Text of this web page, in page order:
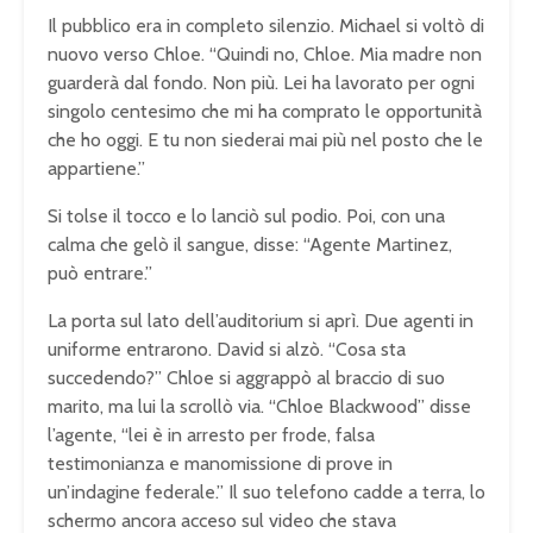
Il pubblico era in completo silenzio. Michael si voltò di
nuovo verso Chloe. “Quindi no, Chloe. Mia madre non
guarderà dal fondo. Non più. Lei ha lavorato per ogni
singolo centesimo che mi ha comprato le opportunità
che ho oggi. E tu non siederai mai più nel posto che le
appartiene.”
Si tolse il tocco e lo lanciò sul podio. Poi, con una
calma che gelò il sangue, disse: “Agente Martinez,
può entrare.”
La porta sul lato dell’auditorium si aprì. Due agenti in
uniforme entrarono. David si alzò. “Cosa sta
succedendo?” Chloe si aggrappò al braccio di suo
marito, ma lui la scrollò via. “Chloe Blackwood” disse
l’agente, “lei è in arresto per frode, falsa
testimonianza e manomissione di prove in
un’indagine federale.” Il suo telefono cadde a terra, lo
schermo ancora acceso sul video che stava